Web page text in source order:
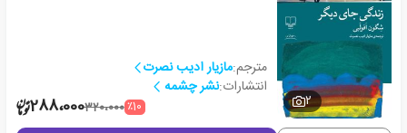
2
مترجم:مازیار ادیب نصرت
انتشارات:نشر چشمه
٪10320،000288،000